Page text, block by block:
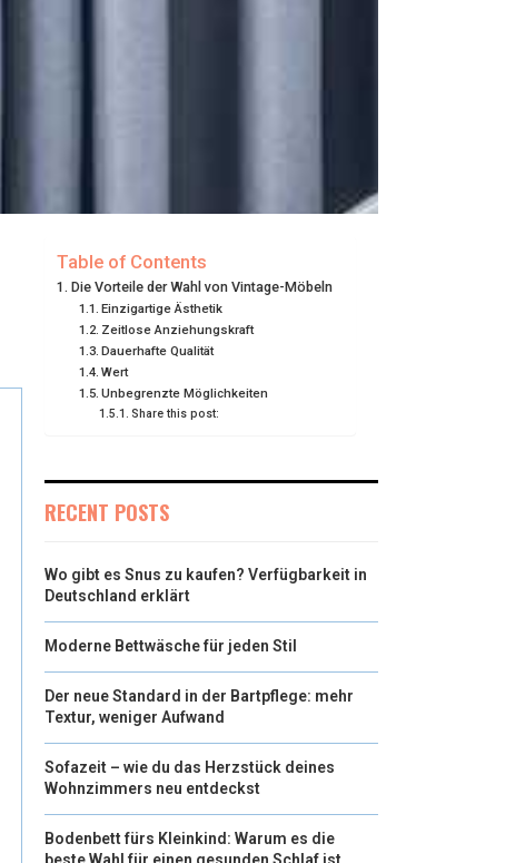
Table of Contents
Die Vorteile der Wahl von Vintage-Möbeln
Einzigartige Ästhetik
Zeitlose Anziehungskraft
Dauerhafte Qualität
Wert
Unbegrenzte Möglichkeiten
Share this post:
RECENT POSTS
Wo gibt es Snus zu kaufen? Verfügbarkeit in
Deutschland erklärt
Moderne Bettwäsche für jeden Stil
Der neue Standard in der Bartpflege: mehr
Textur, weniger Aufwand
Sofazeit – wie du das Herzstück deines
Wohnzimmers neu entdeckst
Bodenbett fürs Kleinkind: Warum es die